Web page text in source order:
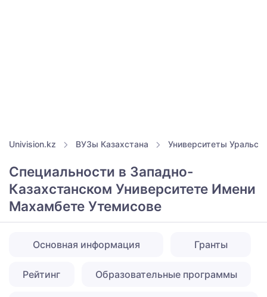
Univision.kz ВУЗы Казахстана Университеты
Специальности в Западно-
Казахстанском Университете Имени
Махамбете Утемисове
Основная информация Гранты
Рейтинг Образовательные программы